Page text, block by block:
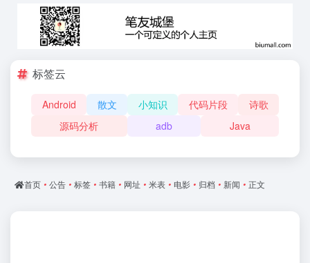
标签云
Android 散文 小知识 代码片段
诗歌
源码分析
adb Java
首页 • 公告 • 标签 • 书籍 • 网址 • 米表 • 电影 • 归档 • 新闻 • 正文